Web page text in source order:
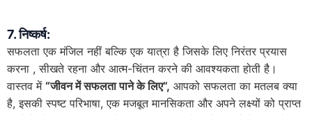
7. निष्कर्ष:
सफलता एक मंजिल नहीं बल्कि एक यात्रा है जिसके लिए निरंतर प्रयास
करना , सीखते रहना और आत्म-चिंतन करने की आवश्यकता होती है।
वास्तव में “जीवन में सफलता पाने के लिए”, आपको सफलता का मतलब क्या
है, इसकी स्पष्ट परिभाषा, एक मजबूत मानसिकता और अपने लक्ष्यों को प्राप्त